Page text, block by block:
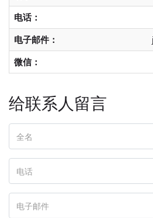
电话：
电子邮件：
微信：
给联系人留言